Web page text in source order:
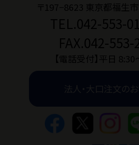
〒197−8623 東京都福生
TEL.042-553-
FAX.042-553-
【電話受付】平日